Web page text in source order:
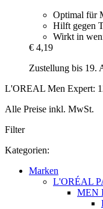
Optimal für
Hilft gegen
Wirkt in
€ 4,19
Zustellung bis 19.
L'OREAL Men Expert:
Alle Preise inkl. MwSt.
Filter
Kategorien:
Marken
L'ORÉAL
MEN